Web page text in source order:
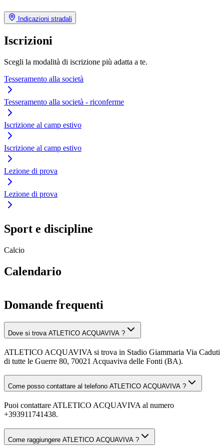
Indicazioni stradali
Iscrizioni
Scegli la modalità di iscrizione più adatta a te.
Tesseramento alla società
Tesseramento alla società - riconferme
Iscrizione al camp estivo
Iscrizione al camp estivo
Lezione di prova
Lezione di prova
Sport e discipline
Calcio
Calendario
Domande frequenti
Dove si trova ATLETICO ACQUAVIVA ?
ATLETICO ACQUAVIVA si trova in Stadio Giammaria Via Caduti
di tutte le Guerre 80, 70021 Acquaviva delle Fonti (BA).
Come posso contattare al telefono ATLETICO ACQUAVIVA ?
Puoi contattare ATLETICO ACQUAVIVA al numero
+393911741438.
Come raggiungere ATLETICO ACQUAVIVA ?